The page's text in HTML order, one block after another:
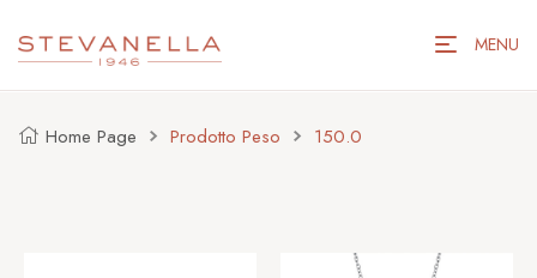
MENU
Home Page Prodotto Peso 150.0